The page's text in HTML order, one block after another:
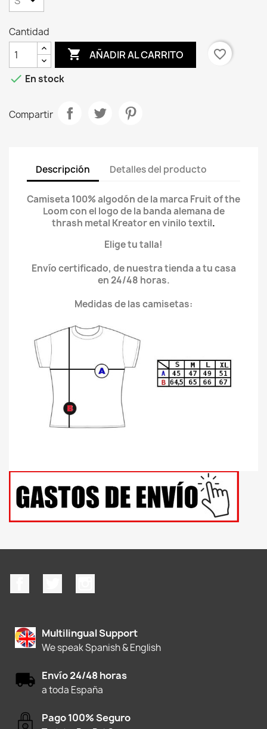
Cantidad
 AÑADIR AL CARRITO
favorite_border
 En stock
Compartir
Descripción Detalles del producto
Camiseta 100% algodón de la marca Fruit of the
Loom con el logo de la banda alemana de
thrash metal Kreator en vinilo textil.
Elige tu talla!
Envío certificado, de nuestra tienda a tu casa
en 24/48 horas.
Medidas de las camisetas:
Multilingual Support
We speak Spanish & English
Envío 24/48 horas
a toda España
Pago 100% Seguro